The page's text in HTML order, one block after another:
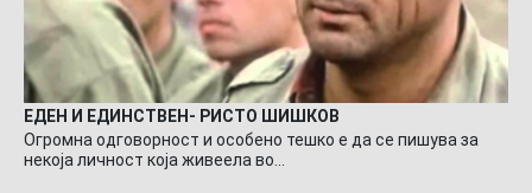
ЕДЕН И ЕДИНСТВЕН- РИСТО ШИШКОВ
Огромна одговорност и особено тешко е да се пишува за
некоја личност која живеела во…